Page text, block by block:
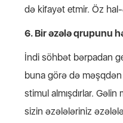
də kifayət etmir. Öz
6. Bir əzələ qrupunu
İndi söhbət bərpadan
buna görə də məşqdən
stimul almışdırlar.
sizin əzələləriniz